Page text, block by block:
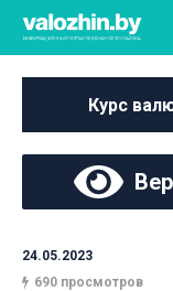
Курс
24.05.2023
690 просмотров